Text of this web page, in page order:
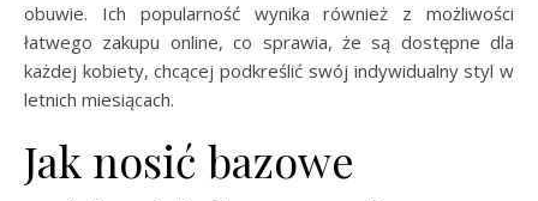
obuwie. Ich popularność wynika również z możliwości
łatwego zakupu online, co sprawia, że są dostępne dla
każdej kobiety, chcącej podkreślić swój indywidualny styl w
letnich miesiącach.
Jak nosić bazowe